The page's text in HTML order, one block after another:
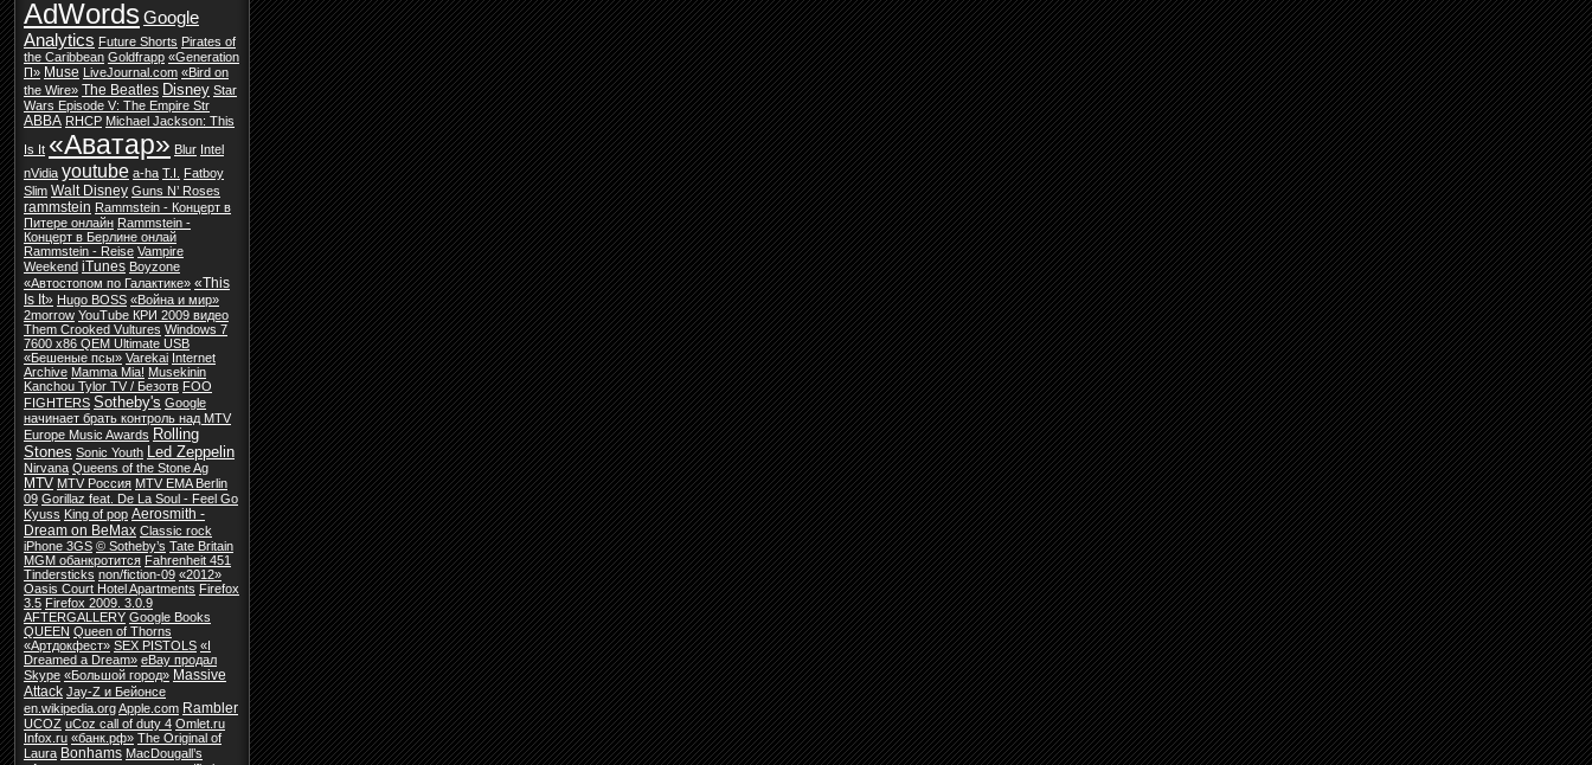
AdWords Google
Analytics Future Shorts Pirates of
the Caribbean Goldfrapp «Generation
П» Muse LiveJournal.com «Bird on
the Wire» The Beatles Disney Star
Wars Episode V: The Empire Str
ABBA RHCP Michael Jackson: This
Is It «Аватар» Blur Intel
nVidia youtube a-ha T.I.
Fatboy
Slim Walt Disney Guns N’ Roses
rammstein Rammstein - Концерт в
Питере онлайн Rammstein -
Концерт в Берлине онлай
Rammstein - Reise Vampire
Weekend iTunes Boyzone
«Автостопом по Галактике» «This
Is It» Hugo BOSS «Война и мир»
2morrow YouTube КРИ 2009 видео
Them Crooked Vultures Windows 7
7600 x86 QEM Ultimate USB
«Бешеные псы» Varekai Internet
Archive Mamma Mia! Musekinin
Kanchou Tylor TV / Безотв FOO
FIGHTERS Sotheby's Google
начинает брать контроль над MTV
Europe Music Awards Rolling
Stones Sonic Youth Led Zeppelin
Nirvana Queens of the Stone Ag
MTV MTV Россия MTV EMA Berlin
09 Gorillaz feat. De La Soul - Feel Go
Kyuss King of pop Aerosmith -
Dream on BeMax Classic rock
iPhone 3GS © Sotheby’s Tate Britain
MGM обанкротится Fahrenheit 451
Tindersticks non/fiction-09 «2012»
Oasis Court Hotel Apartments Firefox
3.5 Firefox 2009. 3.0.9
AFTERGALLERY Google Books
QUEEN Queen of Thorns
«Артдокфест» SEX PISTOLS «I
Dreamed a Dream» eBay продал
Skype «Большой город» Massive
Attack Jay-Z и Бейонсе
en.wikipedia.orgApple.com Rambler
UCOZ uCoz call of duty 4 Omlet.ru
Infox.ru «банк.рф» The Original of
Laura Bonhams MacDougall’s